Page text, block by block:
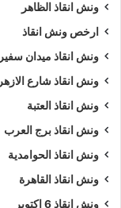
ونش انقاذ الظاهر
ارخص ونش انقاذ
ونش انقاذ ميدان سفير
ونش انقاذ شارع الازهر
ونش انقاذ العتبة
ونش انقاذ برج العرب
ونش انقاذ الحوامدية
ونش انقاذ القاهرة
ونش انقاذ 6 اكتوبر